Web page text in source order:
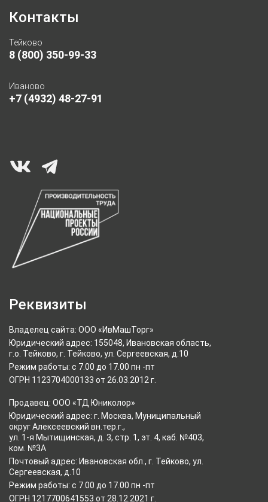
Контакты
Тейково
8 (800) 350-99-33
Иваново
+7 (4932) 48-27-91
Реквизиты
Владелец сайта: ООО «ИвМашТорг»
Юридический адрес: 155048, Ивановская область,
г.о. Тейково, г. Тейково, ул. Сергеевская, д.10
Режим работы: с 7.00 до 17.00 пн -пт
ОГРН 1123704000133 от 26.03.2012 г.
Продавец: ООО «ТД Юниколор»
Юридический адрес: г. Москва, Муниципальный
округ Алексеевский вн.тер.г.,
ул. 1-я Мытищинская, д. 3, стр. 1, эт. 4, каб. №403,
ком. №3А
Почтовый адрес: Ивановская обл., г. Тейково, ул.
Сергеевская, д.10
Режим работы: с 7.00 до 17.00 пн -пт
ОГРН 1217700641553 от 28.12.2021 г.